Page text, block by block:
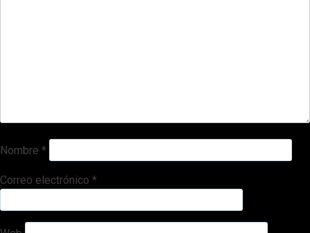
Nombre *
Correo electrónico *